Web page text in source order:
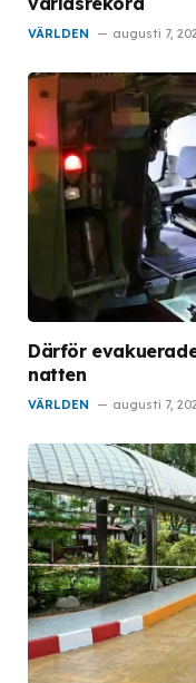
VÄRLDEN augusti 7,
Därför
natten
VÄRLDEN augusti 7,